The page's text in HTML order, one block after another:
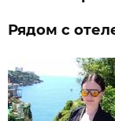
Рядом с